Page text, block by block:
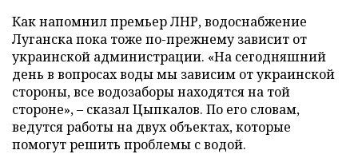
Как напомнил премьер ЛНР, водоснабжение
Луганска пока тоже по-прежнему зависит от
украинской администрации. «На сегодняшний
день в вопросах воды мы зависим от украинской
стороны, все водозаборы находятся на той
стороне», – сказал Цыпкалов. По его словам,
ведутся работы на двух объектах, которые
помогут решить проблемы с водой.